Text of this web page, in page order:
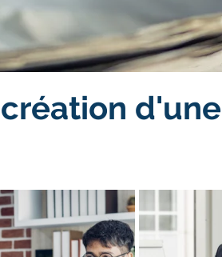
d'une